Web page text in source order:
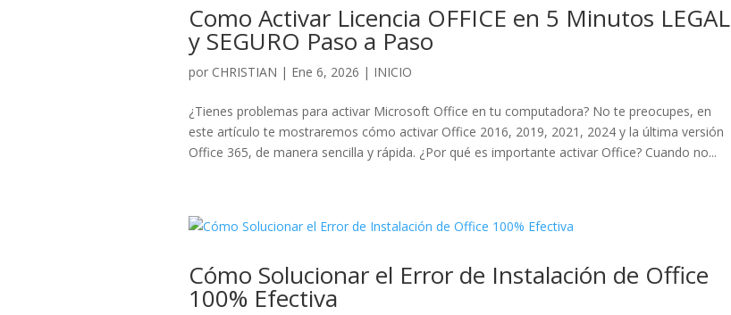
Como Activar Licencia OFFICE en 5 Minutos LEGAL
y SEGURO Paso a Paso
por CHRISTIAN | Ene 6, 2026 | INICIO
¿Tienes problemas para activar Microsoft Office en tu computadora? No te preocupes, en
este artículo te mostraremos cómo activar Office 2016, 2019, 2021, 2024 y la última versión
Office 365, de manera sencilla y rápida. ¿Por qué es importante activar Office? Cuando no...
Cómo Solucionar el Error de Instalación de Office
100% Efectiva